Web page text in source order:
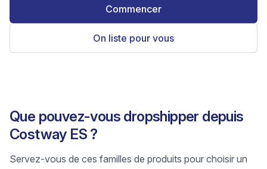
Commencer
On liste pour vous
Que pouvez-vous dropshipper depuis
Costway ES ?
Servez-vous de ces familles de produits pour choisir un